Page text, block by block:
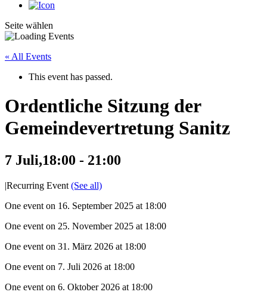
Seite wählen
« All Events
This event has passed.
Ordentliche Sitzung der
Gemeindevertretung Sanitz
7 Juli,18:00 - 21:00
|Recurring Event (See all)
One event on 16. September 2025 at 18:00
One event on 25. November 2025 at 18:00
One event on 31. März 2026 at 18:00
One event on 7. Juli 2026 at 18:00
One event on 6. Oktober 2026 at 18:00